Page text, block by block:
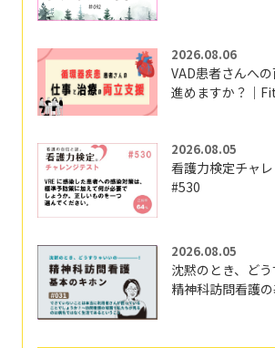
2026.08.06
VAD患者さんへ
進めますか？｜
2026.08.05
看護力検定チャレ
#530
2026.08.05
沈黙のとき、どう
精神科訪問看護